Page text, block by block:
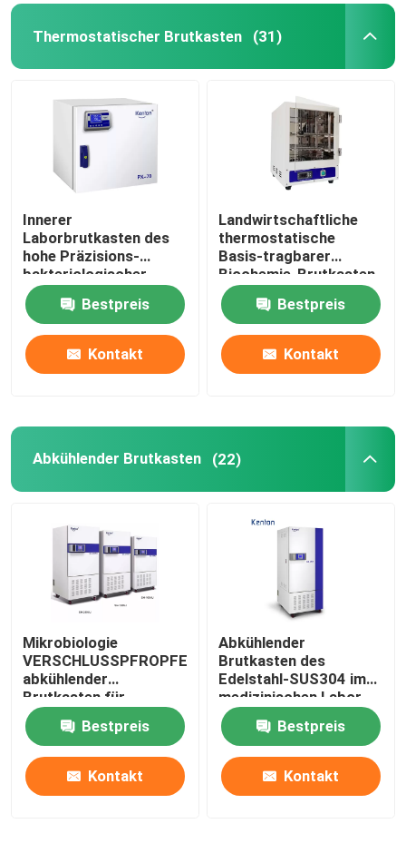
Über uns
Fabrik Tour
Qualitätskontrolle
Kontakt
Nachrichten
Labortrockenerer Ofen
Temperatur-Feuchtigkeits-Kammer
Klimakammer
Blätteriges Luftströmungs-Kabinett
Thermostatischer Brutkasten (31)
Innerer
Laborbrutkasten des
hohe Präzisions-
bakteriologischer
Brutkasten-SUS304
Bestpreis
Kontakt
Landwirtschaftliche
thermostatische
Basis-tragbarer
Biochemie-Brutkasten
des Brutkasten-110V
220V
Bestpreis
Kontakt
Abkühlender Brutkasten (22)
Mikrobiologie
VERSCHLUSSPFROPFEN
abkühlender
Brutkasten für
Bakterienkultur 110V
220V
Bestpreis
Kontakt
Abkühlender
Brutkasten des
Edelstahl-SUS304 im
medizinischen Labor
400L
Bestpreis
Kontakt